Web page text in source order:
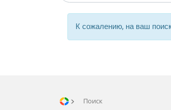
К сожалению, на ваш
Поиск